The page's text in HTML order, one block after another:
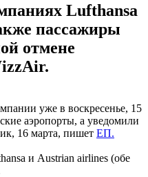
Lufthansa
пассажиры
отмене
уже в воскресенье, 15
аэропорты, а уведомили
16 марта, пишет ЕП.
и Austrian airlines (обе